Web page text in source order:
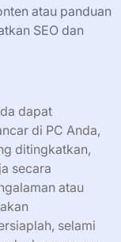
atau panduan
SEO dan
dapat
di PC Anda,
ditingkatkan,
secara
atau
selami